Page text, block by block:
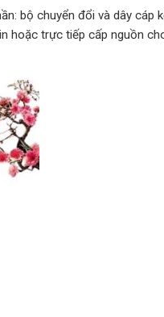
bộ chuyển đổi và dây cáp
hoặc trực tiếp cấp nguồn